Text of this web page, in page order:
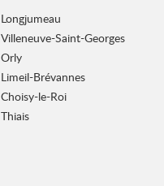
Longjumeau
Villeneuve-Saint-Georges
Orly
Limeil-Brévannes
Choisy-le-Roi
Thiais